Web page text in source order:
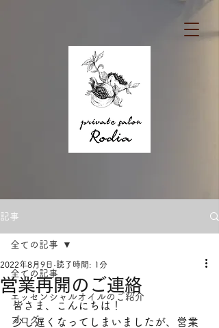
記事
全ての記事
エッセンシャルオイルのご紹介
ブログ
全ての記事
営業再開のご連絡
2022年8月9日 読了時間: 1分
皆さま、こんにちは！
少し遅くなってしまいましたが、営業